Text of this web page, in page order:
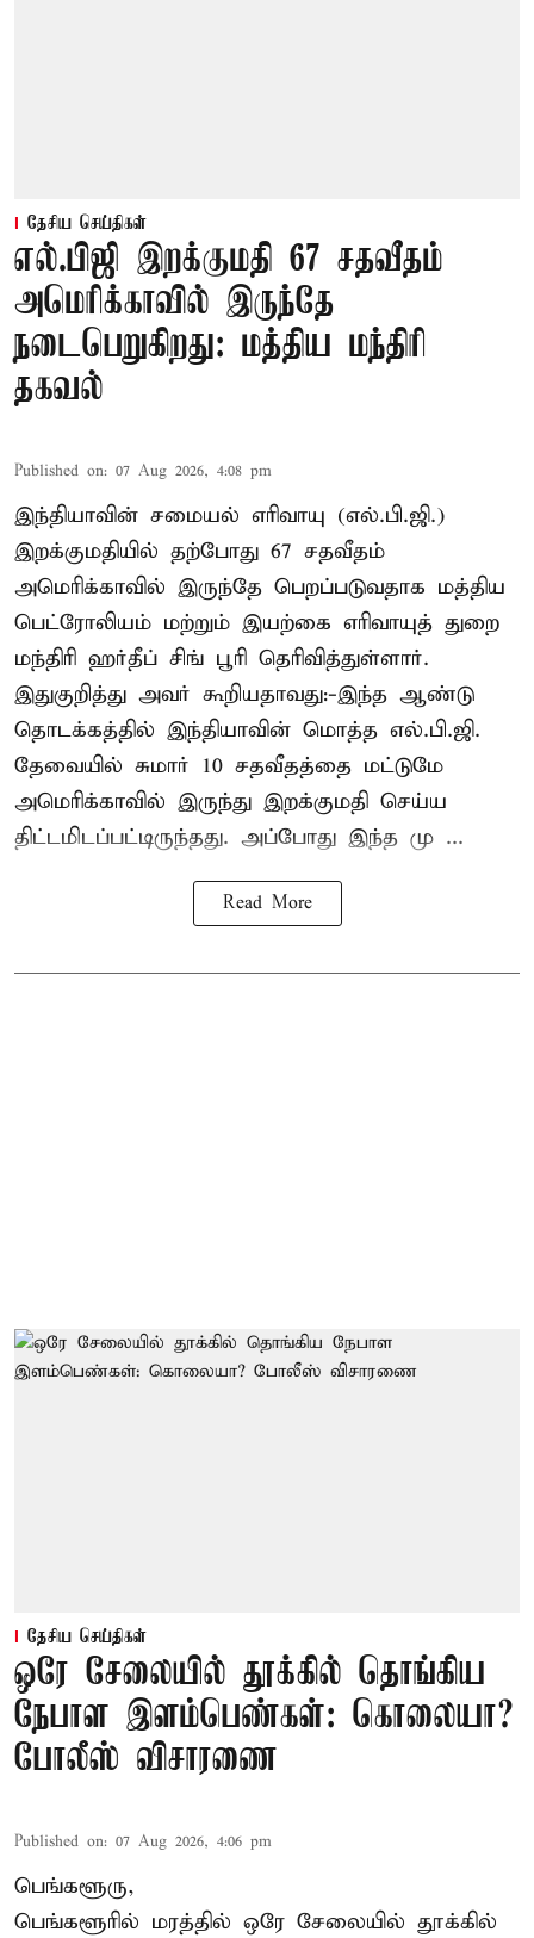
தேசிய செய்திகள்
எல்.பிஜி இறக்குமதி 67 சதவீதம்
அமெரிக்காவில் இருந்தே
நடைபெறுகிறது: மத்திய மந்திரி
தகவல்
Published on: 07 Aug 2026, 4:08 pm
இந்தியாவின் சமையல் எரிவாயு (எல்.பி.ஜி.)
இறக்குமதியில் தற்போது 67 சதவீதம்
அமெரிக்காவில் இருந்தே பெறப்படுவதாக மத்திய
பெட்ரோலியம் மற்றும் இயற்கை எரிவாயுத் துறை
மந்திரி ஹர்தீப் சிங் பூரி தெரிவித்துள்ளார்.
இதுகுறித்து அவர் கூறியதாவது:-இந்த ஆண்டு
தொடக்கத்தில் இந்தியாவின் மொத்த எல்.பி.ஜி.
தேவையில் சுமார் 10 சதவீதத்தை மட்டுமே
அமெரிக்காவில் இருந்து இறக்குமதி செய்ய
திட்டமிடப்பட்டிருந்தது. அப்போது இந்த மு ...
Read More
தேசிய செய்திகள்
ஒரே சேலையில் தூக்கில் தொங்கிய
நேபாள இளம்பெண்கள்: கொலையா?
போலீஸ் விசாரணை
Published on: 07 Aug 2026, 4:06 pm
பெங்களூரு,
பெங்களூரில் மரத்தில் ஒரே சேலையில் தூக்கில்